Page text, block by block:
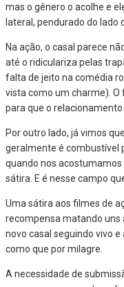
mas o gênero o acolhe e
lateral, pendurado do lado
Na ação, o casal parece
até o ridiculariza pelas
falta de jeito na comédia
vista como um charme).
para que o
Por outro lado, já vimos
geralmente é combustível
quando nos
sátira. E é nesse campo
Uma sátira aos filmes de
recompensa matando uns
novo casal seguindo vivo
como que por milagre.
A necessidade de